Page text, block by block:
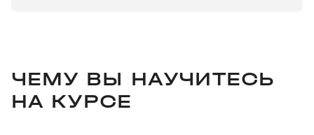
ЧЕМУ ВЫ НАУЧИТЕСЬ
НА КУРСЕ